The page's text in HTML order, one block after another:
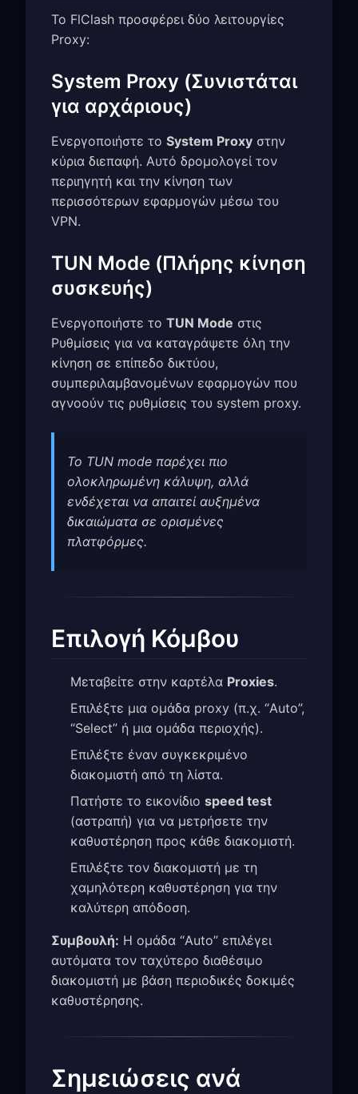
Το FlClash προσφέρει δύο λειτουργίες
Proxy:
System Proxy (Συνιστάται
για αρχάριους)
Ενεργοποιήστε το System Proxy στην
κύρια διεπαφή. Αυτό δρομολογεί τον
περιηγητή και την κίνηση των
περισσότερων εφαρμογών μέσω του
VPN.
TUN Mode (Πλήρης κίνηση
συσκευής)
Ενεργοποιήστε το TUN Mode στις
Ρυθμίσεις για να καταγράψετε όλη την
κίνηση σε επίπεδο δικτύου,
συμπεριλαμβανομένων εφαρμογών που
αγνοούν τις ρυθμίσεις του system proxy.
Το TUN mode παρέχει πιο
ολοκληρωμένη κάλυψη, αλλά
ενδέχεται να απαιτεί αυξημένα
δικαιώματα σε ορισμένες
πλατφόρμες.
Επιλογή Κόμβου
Μεταβείτε στην καρτέλα Proxies.
Επιλέξτε μια ομάδα proxy (π.χ. “Auto”,
“Select” ή μια ομάδα περιοχής).
Επιλέξτε έναν συγκεκριμένο
διακομιστή από τη λίστα.
Πατήστε το εικονίδιο speed test
(αστραπή) για να μετρήσετε την
καθυστέρηση προς κάθε διακομιστή.
Επιλέξτε τον διακομιστή με τη
χαμηλότερη καθυστέρηση για την
καλύτερη απόδοση.
Συμβουλή: Η ομάδα “Auto” επιλέγει
αυτόματα τον ταχύτερο διαθέσιμο
διακομιστή με βάση περιοδικές δοκιμές
καθυστέρησης.
Σημειώσεις ανά